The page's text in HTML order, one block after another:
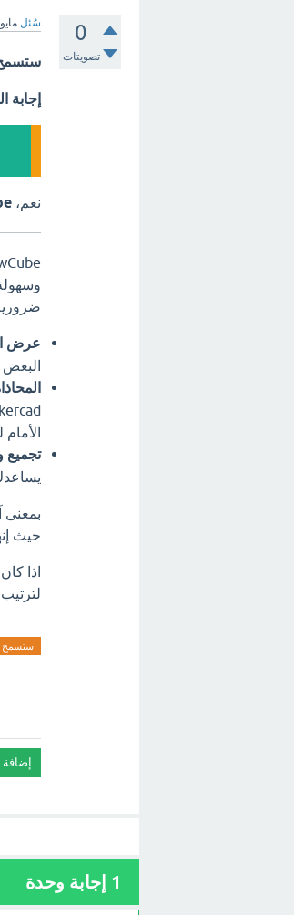
0
تصويتات
سُئل مايو 30، 2025
ستسمح
إجابة
نعم،
عرض
البعض
تجميع
حيث
اذا
ستسمح
1 إجابة وحدة